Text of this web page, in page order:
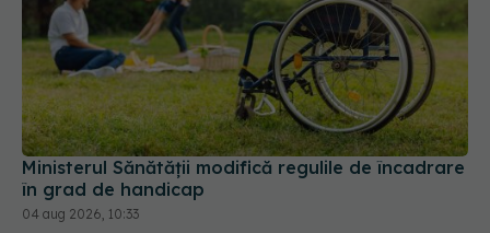
Ministerul Sănătății modifică regulile de încadrare
în grad de handicap
04 aug 2026, 10:33